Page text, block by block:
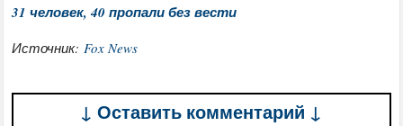
31 человек, 40 пропали без вести
Источник: Fox News
↓ Оставить комментарий ↓